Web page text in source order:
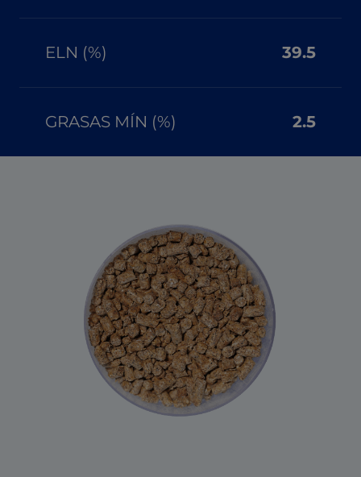
ELN (%) 39.5
GRASAS MÍN (%) 2.5